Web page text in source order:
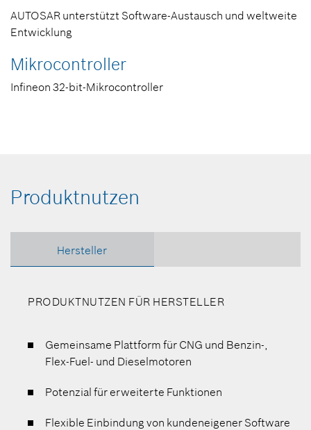
AUTOSAR unterstützt Software-Austausch und weltweite
Entwicklung
Mikrocontroller
Infineon 32-bit-Mikrocontroller
Produktnutzen
Hersteller
PRODUKTNUTZEN FÜR HERSTELLER
Gemeinsame Plattform für CNG und Benzin-,
Flex-Fuel- und Dieselmotoren
Potenzial für erweiterte Funktionen
Flexible Einbindung von kundeneigener Software